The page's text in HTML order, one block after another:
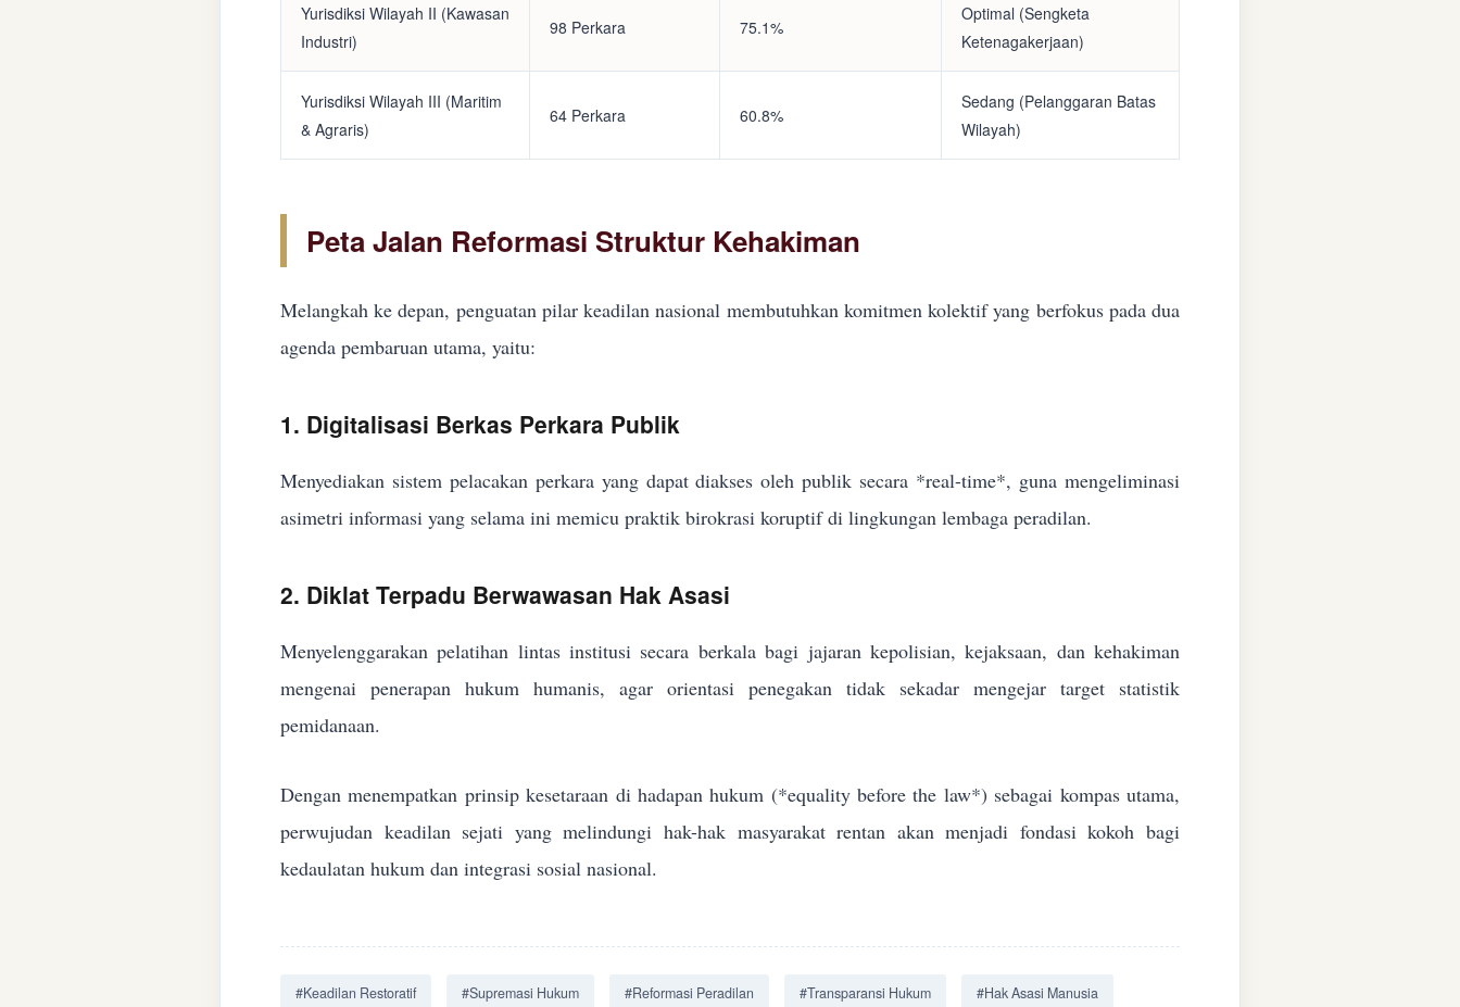
Yurisdiksi Wilayah II (Kawasan
Industri)
98 Perkara 75.1%
Optimal (Sengketa
Ketenagakerjaan)
Yurisdiksi Wilayah III (Maritim
& Agraris)
64 Perkara 60.8%
Sedang (Pelanggaran Batas
Wilayah)
Peta Jalan Reformasi Struktur Kehakiman
Melangkah ke depan, penguatan pilar keadilan nasional membutuhkan komitmen kolektif yang berfokus pada dua
agenda pembaruan utama, yaitu:
1. Digitalisasi Berkas Perkara Publik
Menyediakan sistem pelacakan perkara yang dapat diakses oleh publik secara *real-time*, guna mengeliminasi
asimetri informasi yang selama ini memicu praktik birokrasi koruptif di lingkungan lembaga peradilan.
2. Diklat Terpadu Berwawasan Hak Asasi
Menyelenggarakan pelatihan lintas institusi secara berkala bagi jajaran kepolisian, kejaksaan, dan kehakiman
mengenai penerapan hukum humanis, agar orientasi penegakan tidak sekadar mengejar target statistik
pemidanaan.
Dengan menempatkan prinsip kesetaraan di hadapan hukum (*equality before the law*) sebagai kompas utama,
perwujudan keadilan sejati yang melindungi hak-hak masyarakat rentan akan menjadi fondasi kokoh bagi
kedaulatan hukum dan integrasi sosial nasional.
#Keadilan Restoratif #Supremasi Hukum #Reformasi Peradilan #Transparansi Hukum #Hak Asasi Manusia